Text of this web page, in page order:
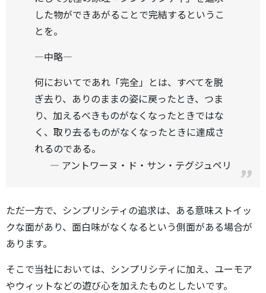
した物ができあがることで完結するというこ
とを。
―中略―
何においてであれ「完全」とは、すべてを脱
ぎ去り、ありのままの姿に戻ったとき、つま
り、加えるべきものがなくなったときではな
く、取り去るものがなくなったときに達成さ
れるのである。
アントワーヌ・ド・サン・テグジュペリ
ただ一方で、シンプリシティの追求は、ある意味ストイッ
クな面があり、面白味がなくなるという側面がある場合が
あります。
そこで当社においては、シンプリシティに加え、ユーモア
やウィットなどの遊び心を加えたものとしたいです。